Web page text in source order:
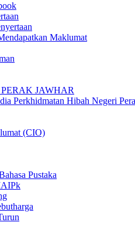
Maklumat
PERAK JAWHAR
Perkhidmatan Hibah Negeri
(CIO)
Pustaka